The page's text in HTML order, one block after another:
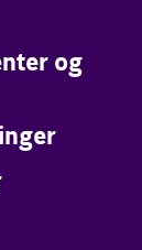
og